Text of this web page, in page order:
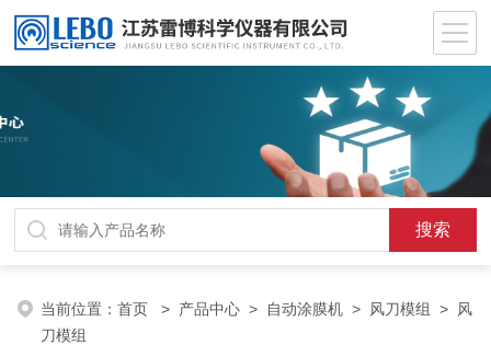
当前位置：首页 > 产品中心 > 自动涂膜机 > 风刀模组
> 风
刀模组